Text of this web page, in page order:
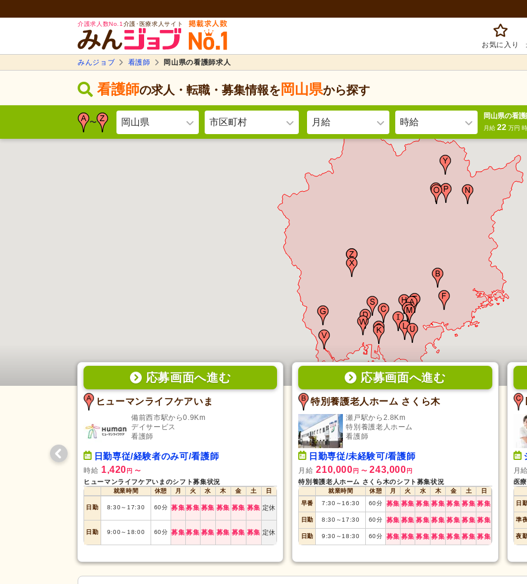
介護求人数No.1 介護･医療求人サイト
お気に入り
みんジョブ 看護師 岡山県の看護師求人
看護師の求人・転職・募集情報を 岡山県から探す
〜 岡山県 市区町村 月給 時給
岡山県の看
月給 22万円
応募画面へ進む
ヒューマンライフケアいま
備前西市駅から0.9Km
デイサービス
看護師
日勤専従/経験者のみ可/看護師
時給 1,420 円 〜
ヒューマンライフケアいまのシフト募集状況
就業時間 休憩 月 火 水 木 金 土 日
日勤 8:30～ 17:30 60分 募集募集 募集 募集 募集 募集 定休
日勤 9:00～ 18:00 60分 募集募集 募集 募集 募集 募集 定休
応募画面へ進む
特別養護老人ホーム さくら木
瀬戸駅から2.8Km
特別養護老人ホーム
看護師
日勤専従/未経験可/看護師
月給 210,000 円 〜 243,000 円
特別養護老人ホーム さくら木のシフト募集状況
就業時間 休憩 月 火 水 木 金 土
日
早番
7:30 ～ 16:30 60分 募集 募集 募集 募集 募集 募集 募集
日勤 8:30 ～ 17:30 60分 募集 募集 募集 募集 募集 募集 募集
日勤 9:30 ～ 18:30 60分 募集 募集 募集 募集 募集 募集 募集
月
医
日
準
夜